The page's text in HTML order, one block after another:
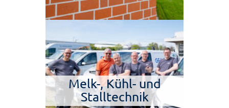
Melk-, Kühl- und
Stalltechnik